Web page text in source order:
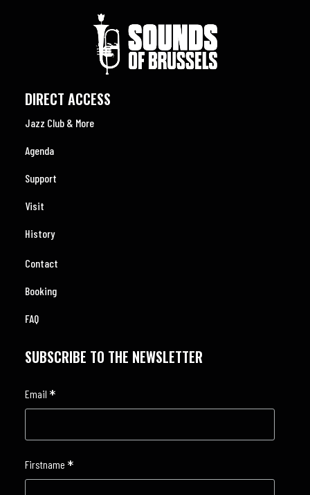
DIRECT ACCESS
Jazz Club & More
Agenda
Support
Visit
History
Contact
Booking
FAQ
SUBSCRIBE TO THE NEWSLETTER
Email *
Firstname *